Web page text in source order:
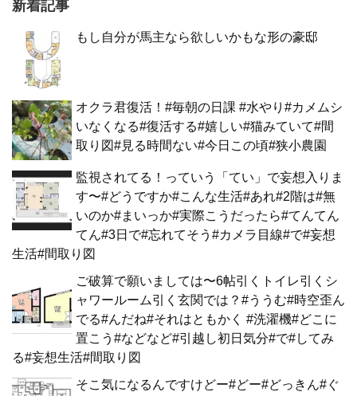
新着記事
もし自分が馬主なら欲しいかもな形の豪邸
オクラ君復活！#毎朝の日課 #水やり#カメムシ
いなくなる#復活する#嬉しい#猫みていて#間
取り図#見る時間ない#今日この頃#狭小農園
監視されてる！っていう「てい」で妄想入りま
す〜#どうですか#こんな生活#あれ#2階は#無
いのか#まいっか#実際こうだったら#てんてん
てん#3日で#忘れてそう#カメラ目線#で#妄想
生活#間取り図
ご破算で願いましては〜6帖引くトイレ引くシ
ャワールーム引く玄関では？#ううむ#時空歪ん
でる#んだね#それはともかく #洗濯機#どこに
置こう#などなど#引越し初日気分#で#してみ
る#妄想生活#間取り図
そこ気になるんですけどー#どー#どっきん#ぐ